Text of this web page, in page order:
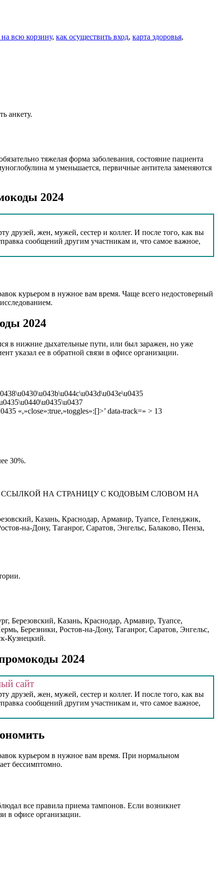
всю корзину, как осуществить вход, карта здоровья,
анкету.
тяжелая форма заболевания, состояние пациента
м уменьшается, первичные антитела заменяются
2024
друзей, жен, мужей, сестер и коллег. И после того, как вы
сообщений другим участникам и, что самое важное,
курьером в нужное вам время. Чаще всего недостоверный
2024
в нижние дыхательные пути, или был заражен, но уже
указал ее в обратной связи в офисе организации.
«,»close»:true,»toggles»:[]>’ data-track=» > 13
30%.
ССЫЛКОЙ НА СТРАНИЦУ С КОДОВЫМ СЛОВОМ НА
Казань, Краснодар, Армавир, Туапсе, Геленджик,
на-Дону, Таганрог, Саратов, Энгельс, Балаково, Пенза,
Березовский, Казань, Краснодар, Армавир, Туапсе,
Березники, Ростов-на-Дону, Таганрог, Саратов, Энгельс,
Кузнецкий.
2024
сайт
друзей, жен, мужей, сестер и коллег. И после того, как вы
сообщений другим участникам и, что самое важное,
курьером в нужное вам время. При нормальном
бессимптомно.
все правила приема тампонов. Если возникнет
в офисе организации.